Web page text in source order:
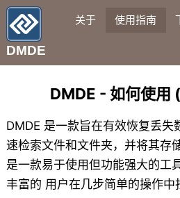
DMDE
关于 使用指南
DMDE - 如何使用
DMDE 是一款旨在有效恢复丢失
速检索文件和文件夹，并将其存
是一款易于使用但功能强大的工
丰富的 用户在几步简单的操作中